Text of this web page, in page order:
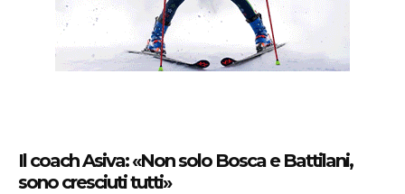
Il coach Asiva: «Non solo Bosca e Battilani,
sono cresciuti tutti»